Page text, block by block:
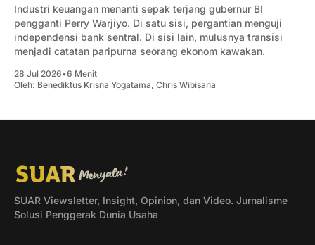
Industri keuangan menanti sepak terjang gubernur BI
pengganti Perry Warjiyo. Di satu sisi, pergantian menguji
independensi bank sentral. Di sisi lain, mulusnya transisi
menjadi catatan paripurna seorang ekonom kawakan.
28 Jul 2026•6 Menit
Oleh: Benediktus Krisna Yogatama, Chris Wibisana
SUAR Viewsletter, Insight, Opinion, dan Video. Jurnalisme
Solusi Penggerak Dunia Usaha